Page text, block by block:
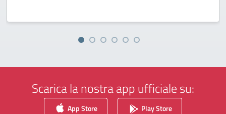
Scarica la nostra app ufficiale su:
App Store Play Store